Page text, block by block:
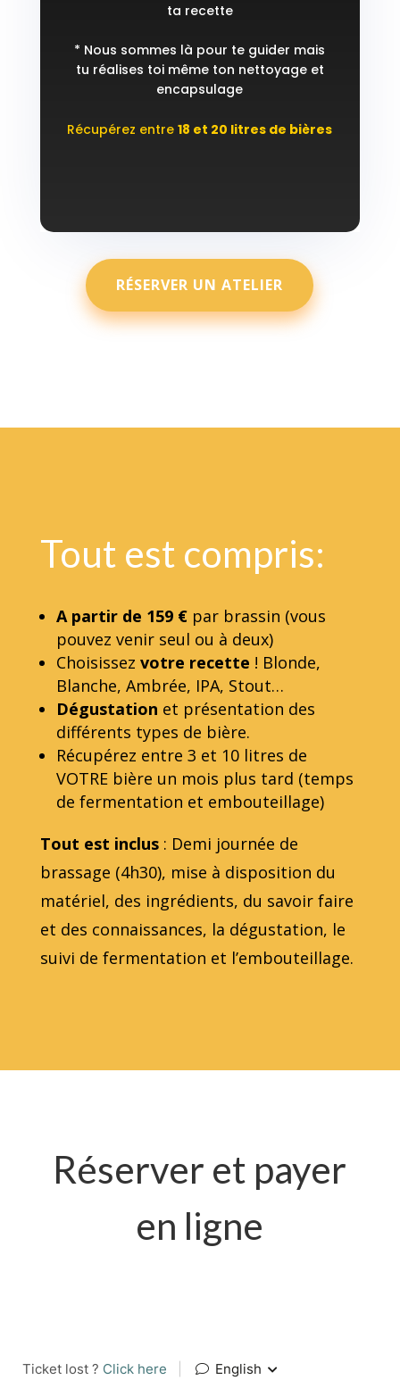
ta recette
* Nous sommes là pour te guider mais
tu réalises toi même ton nettoyage et
encapsulage
Récupérez entre18 et 20 litres de bières
RÉSERVER UN ATELIER
Tout est compris:
A partir de 159 €par brassin (vous
pouvez venir seul ou à deux)
Choisissez votre recette ! Blonde,
Blanche, Ambrée, IPA, Stout…
Dégustation et présentation des
différents types de bière.
Récupérez entre 3 et 10 litres de
VOTRE bière un mois plus tard (temps
de fermentation et embouteillage)
Tout est inclus: Demi journée de
brassage (4h30), mise à disposition du
matériel, des ingrédients, du savoir faire
et des connaissances, la dégustation, le
suivi de fermentation et l’embouteillage.
Réserver et payer
en ligne